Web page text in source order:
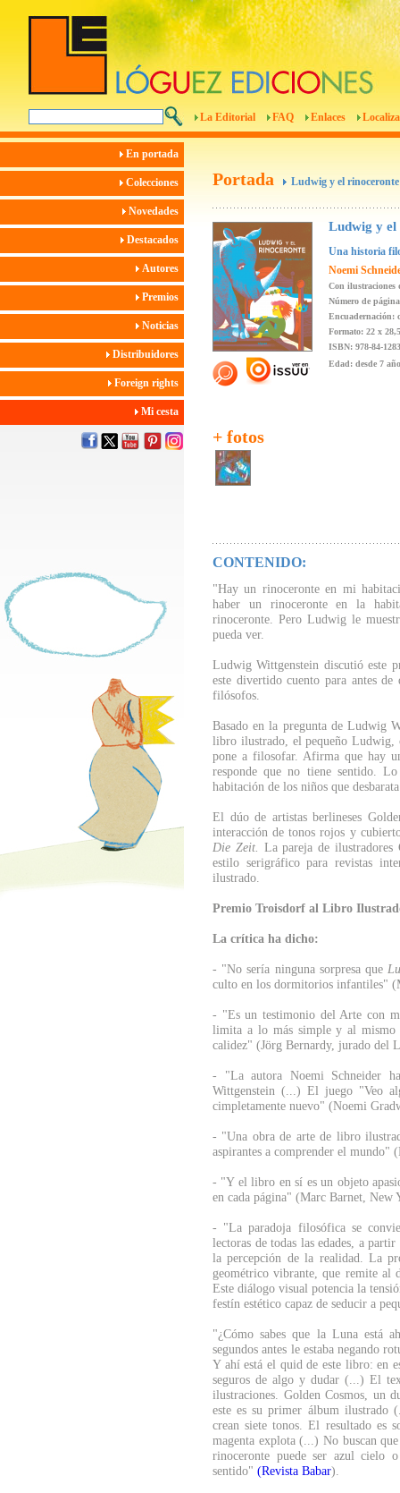
La Editorial FAQ Enlaces
En portada
Colecciones
Novedades
Destacados
Autores
Premios
Noticias
Distribuidores
Foreign rights
Mi cesta
Portada Ludwig y el rinoceronte
+ fotos
Ludwig y el
Una historia
Noemi
Con ilustraciones
Número de
Encuadernación:
Formato: 22 x
ISBN: 978-84-
Edad: desde 7
CONTENIDO:
"Hay un rinoceronte en mi
haber un rinoceronte en la
rinoceronte. Pero Ludwig le
pueda ver.
Ludwig Wittgenstein discutió este
este divertido cuento para antes
filósofos.
Basado en la pregunta de Ludwig
libro ilustrado, el pequeño Ludwig,
pone a filosofar. Afirma que hay
responde que no tiene sentido.
habitación de los niños que
El dúo de artistas berlineses
interacción de tonos rojos y
Die Zeit.
La pareja de ilustradores
estilo serigráfico para revistas
ilustrado.
Premio Troisdorf al Libro
La crítica ha dicho:
- "No sería ninguna sorpresa que
culto en los dormitorios infantiles"
- "Es un testimonio del Arte con
limita a lo más simple y al
calidez" (Jörg Bernardy, jurado del
- "La autora Noemi Schneider
Wittgenstein (...) El juego "Veo
cimpletamente nuevo" (Noemi
- "Una obra de arte de libro
aspirantes a comprender el mundo"
- "Y el libro en sí es un objeto
en cada página" (Marc Barnet, New
- "La paradoja filosófica se
lectoras de todas las edades, a
la percepción de la realidad. La
geométrico vibrante, que remite
Este diálogo visual potencia la
festín estético capaz de seducir a
"¿Cómo sabes que la Luna está
segundos antes le estaba negando
Y ahí está el quid de este libro: en
seguros de algo y dudar (...) El
ilustraciones. Golden Cosmos, un
este es su primer álbum ilustrado
crean siete tonos. El resultado es
magenta explota (...) No buscan
rinoceronte puede ser azul cielo
sentido" (Revista Babar).